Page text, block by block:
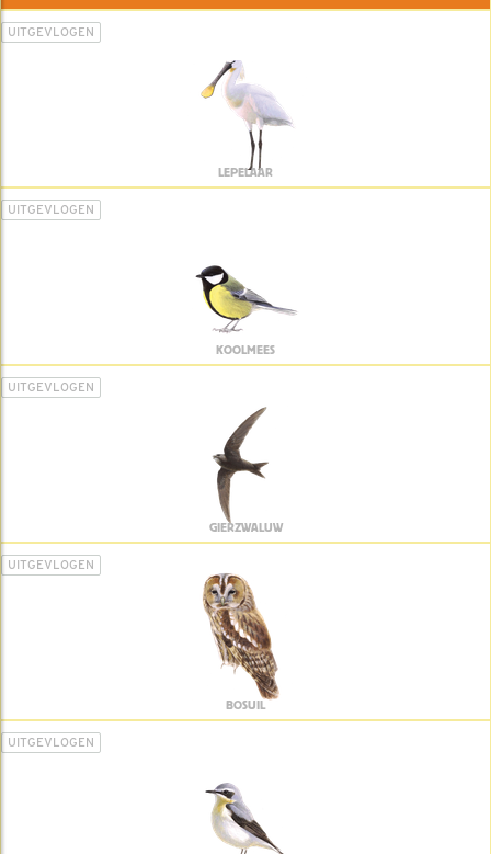
UITGEVLOGEN
LEPELAAR
UITGEVLOGEN
KOOLMEES
UITGEVLOGEN
GIERZWALUW
UITGEVLOGEN
BOSUIL
UITGEVLOGEN